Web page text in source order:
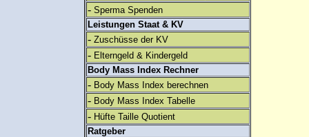
- Sperma Spenden
Leistungen Staat & KV
- Zuschüsse der KV
- Elterngeld & Kindergeld
Body Mass Index Rechner
- Body Mass Index berechnen
- Body Mass Index Tabelle
- Hüfte Taille Quotient
Ratgeber